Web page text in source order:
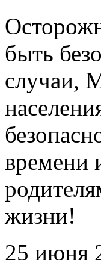
быть
случаи,
времени
жизни!
25 июня